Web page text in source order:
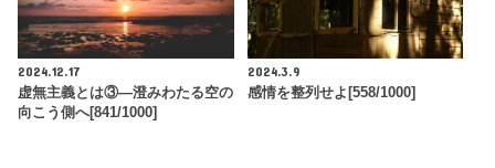
2024.12.17
虚無主義とは③―澄みわたる空の
向こう側へ[841/1000]
2024.3.9
感情を整列せよ[558/1000]